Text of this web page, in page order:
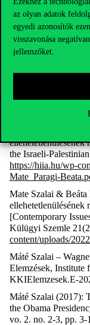
az olyan adatok
egyedi azonosítók
visszavonása
jellemzőket.
Lessons from the
Mediterranean
https://emuni.si/
László Csicsmann
Kelet? Az Ábrahám-
& Ágnes
alakváltozásai a 21.
ellehetetlenülésének
the Israeli-
https://hiia.hu/wp-
Mate_Paragi-
Mate Szalai & Beáta
ellehetetlenülésének
[Contemporary
Külügyi Szemle
content/uploads/
Máté Szalai –
Elemzések, Institute
KKIElemzesek.E-
Máté Szalai (2017):
the Obama
vo. 2. no. 2-3, pp. 3-